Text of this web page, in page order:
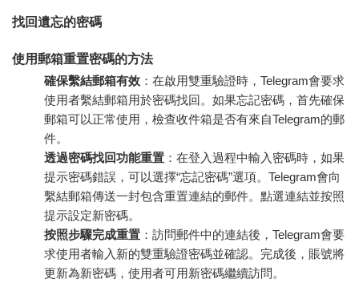
找回遺忘的密碼
使用郵箱重置密碼的方法
確保繫結郵箱有效 ：在啟用雙重驗證時，Telegram會要求
使用者繫結郵箱用於密碼找回。如果忘記密碼，首先確保
郵箱可以正常使用，檢查收件箱是否有來自Telegram的郵
件。
透過密碼找回功能重置 ：在登入過程中輸入密碼時，如果
提示密碼錯誤，可以選擇“忘記密碼”選項。Telegram會向
繫結郵箱傳送一封包含重置連結的郵件。點選連結並按照
提示設定新密碼。
按照步驟完成重置 ：訪問郵件中的連結後，Telegram會要
求使用者輸入新的雙重驗證密碼並確認。完成後，賬號將
更新為新密碼，使用者可用新密碼繼續訪問。